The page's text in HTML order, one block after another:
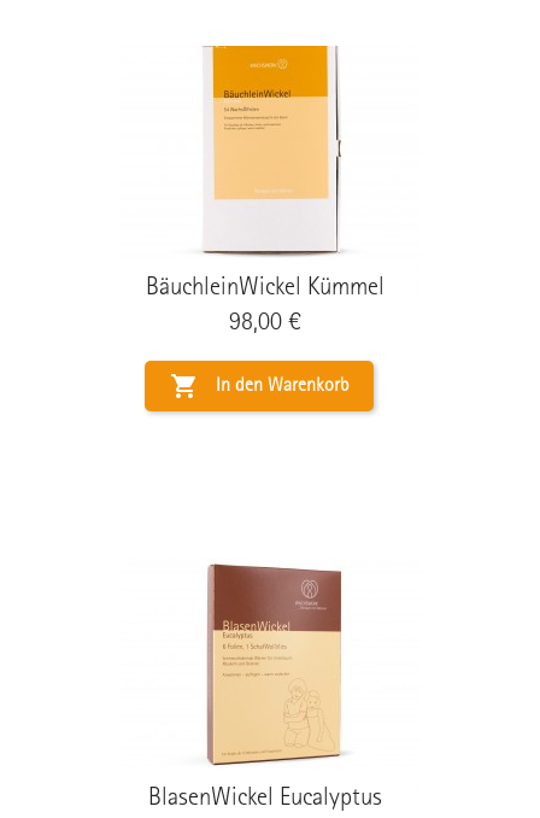
BäuchleinWickel Kümmel
Preis
98,00 €
 In den Warenkorb
BlasenWickel Eucalyptus